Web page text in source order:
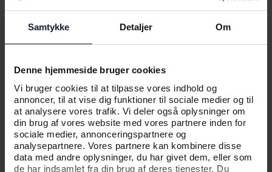
Samtykke Detaljer Om
Denne hjemmeside bruger cookies
Vi bruger cookies til at tilpasse vores indhold og
annoncer, til at vise dig funktioner til sociale medier og til
at analysere vores trafik. Vi deler også oplysninger om
din brug af vores website med vores partnere inden for
sociale medier, annonceringspartnere og
analysepartnere. Vores partnere kan kombinere disse
data med andre oplysninger, du har givet dem, eller som
de har indsamlet fra din brug af deres tjenester. Du
10.07.2026